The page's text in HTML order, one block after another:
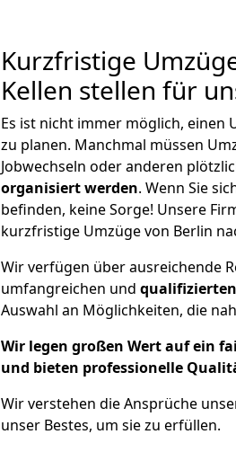
Kurzfristige
Kellen stellen für
Es ist nicht immer möglich, einen
zu planen. Manchmal müssen
Jobwechseln oder anderen
organisiert werden. Wenn Sie
befinden, keine Sorge! Unsere
kurzfristige Umzüge von Berlin
Wir verfügen über ausreichende
umfangreichen und
Auswahl an Möglichkeiten, die
Wir legen großen Wert auf ein
und bieten professionelle
Wir verstehen die Ansprüche
unser Bestes, um sie zu erfüllen.